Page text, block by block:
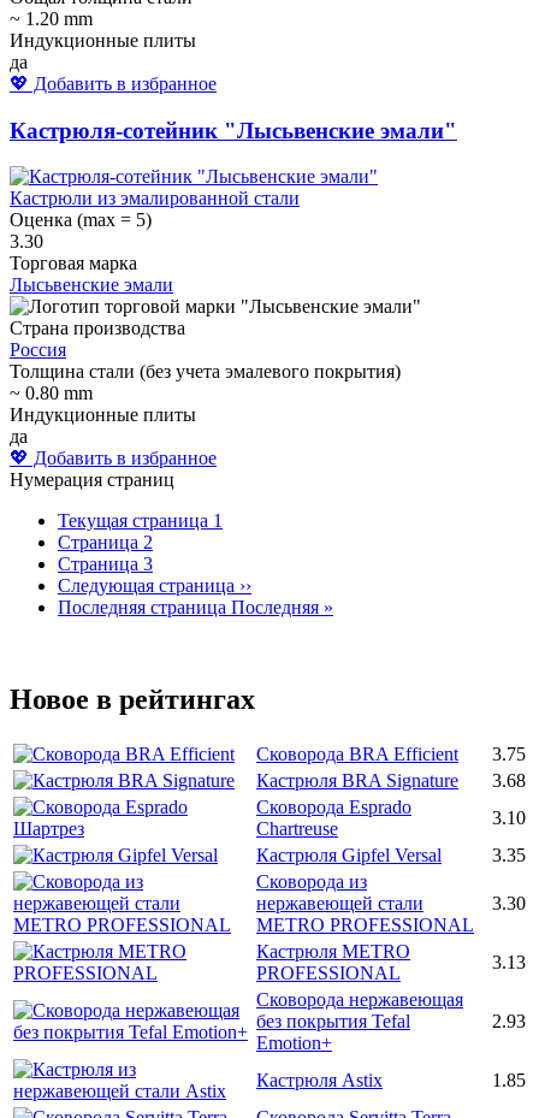
~ 1.20 mm
Индукционные плиты
да
💖 Добавить в избранное
Кастрюля-сотейник "Лысьвенские эмали"
Кастрюли из эмалированной стали
Оценка (max = 5)
3.30
Торговая марка
Лысьвенские эмали
Страна производства
Россия
Толщина стали (без учета эмалевого покрытия)
~ 0.80 mm
Индукционные плиты
да
💖 Добавить в избранное
Нумерация страниц
Текущая страница 1
Страница 2
Страница 3
Следующая страница ››
Последняя страница Последняя »
Новое в рейтингах
Сковорода BRA Efficient
3.75
Кастрюля BRA Signature
3.68
Сковорода Esprado
Chartreuse
3.10
Кастрюля Gipfel Versal
3.35
Сковорода из
нержавеющей стали
METRO PROFESSIONAL
3.30
Кастрюля METRO
PROFESSIONAL
3.13
Сковорода нержавеющая
без покрытия Tefal
Emotion+
2.93
Кастрюля Astix
1.85